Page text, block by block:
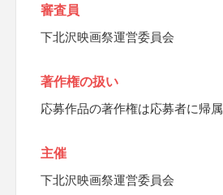
審査員
下北沢映画祭運営委員会
著作権の扱い
応募作品の著作権は応募者に帰属
主催
下北沢映画祭運営委員会